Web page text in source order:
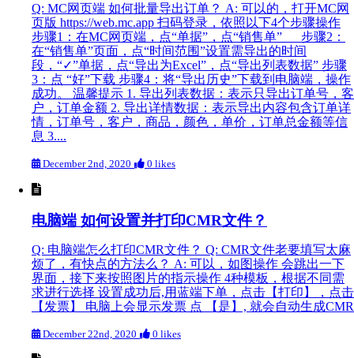
Q: MC网页端 如何批量导出订单？ A: 可以的，打开MC网
页版 https://web.mc.app 扫码登录，依照以下4个步骤操作
步骤1：在MC网页端，点“单据”，点“销售单” 步骤2：
在“销售单”页面，点“时间范围”设置需导出的时间
段，“✓”单据，点“导出为Excel”，点“导出列表数据” 步骤
3：点 “好”下载 步骤4：将“导出历史”下载到电脑端，操作
成功。 温馨提示 1. 导出列表数据：表示只导出订单号，客
户，订单金额 2. 导出详情数据：表示导出内容包含订单详
情，订单号，客户，商品，颜色，单价，订单总金额等信
息 3....
December 2nd, 2020 0 likes
电脑端 如何设置并打印CMR文件？
Q: 电脑端怎么打印CMR文件？ Q: CMR文件老要填写太麻
烦了，有快点的方法么？ A: 可以，如图操作 会跳出一下
界面，接下来按照图片的指示操作 4种模板，根据不同需
求进行选择 设置成功后,用蓝端下单，点击【打印】，点击
【发票】 电脑上会显示发票 点 【是】, 就会自动生成CMR
December 22nd, 2020 0 likes